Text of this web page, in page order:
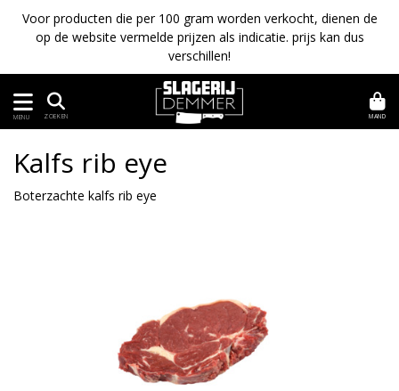
Voor producten die per 100 gram worden verkocht, dienen de
op de website vermelde prijzen als indicatie. prijs kan dus
verschillen!
MENU ZOEKEN MAND
Kalfs rib eye
Boterzachte kalfs rib eye